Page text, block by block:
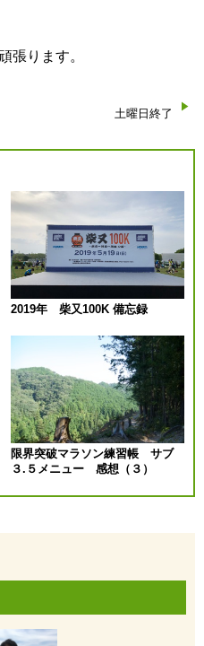
張ります。
土曜日終了
2019年 柴又100K 備忘録
限界突破マラソン練習帳 サブ
３.５メニュー 感想（３）